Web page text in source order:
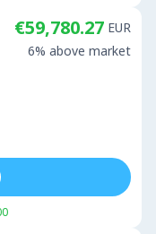
€59,780.27 EUR
6% above market